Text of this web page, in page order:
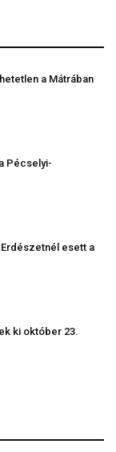
a Mátrában
Pécselyi-
esett a
ki október 23.